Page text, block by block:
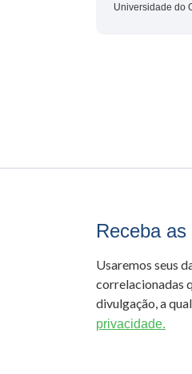
Universidade do
Receba
Usaremos seus
correlacionadas
divulgação, a
privacidade.